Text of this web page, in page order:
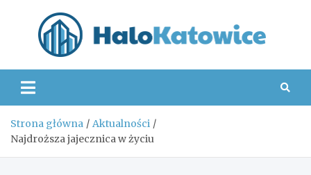
Strona główna
Aktualności
Najdroższa jajecznica w życiu